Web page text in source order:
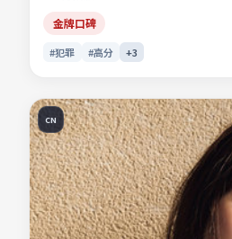
德国、院线同步与流媒体首播信息
金牌口碑
#犯罪 #高分 +3
CN